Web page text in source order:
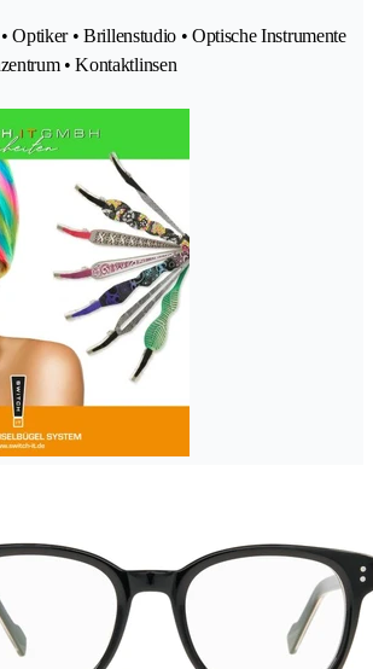
Optiker • Brillenstudio • Optische Instrumente
• Kontaktlinsen